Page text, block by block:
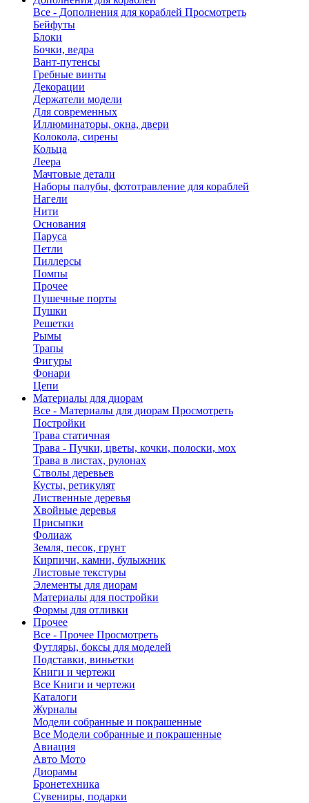
Все - Дополнения для кораблей Просмотреть
Бейфуты
Блоки
Бочки, ведра
Вант-путенсы
Гребные винты
Декорации
Держатели модели
Для современных
Иллюминаторы, окна, двери
Колокола, сирены
Кольца
Леера
Мачтовые детали
Наборы палубы, фототравление для кораблей
Нагели
Нити
Основания
Паруса
Петли
Пиллерсы
Помпы
Прочее
Пушечные порты
Пушки
Решетки
Рымы
Трапы
Фигуры
Фонари
Цепи
Материалы для диорам
Все - Материалы для диорам Просмотреть
Постройки
Трава статичная
Трава - Пучки, цветы, кочки, полоски, мох
Трава в листах, рулонах
Стволы деревьев
Кусты, ретикулят
Лиственные деревья
Хвойные деревья
Присыпки
Фолиаж
Земля, песок, грунт
Кирпичи, камни, булыжник
Листовые текстуры
Элементы для диорам
Материалы для постройки
Формы для отливки
Прочее
Все - Прочее Просмотреть
Футляры, боксы для моделей
Подставки, виньетки
Книги и чертежи
Все Книги и чертежи
Каталоги
Журналы
Модели собранные и покрашенные
Все Модели собранные и покрашенные
Авиация
Авто Мото
Диорамы
Бронетехника
Сувениры, подарки